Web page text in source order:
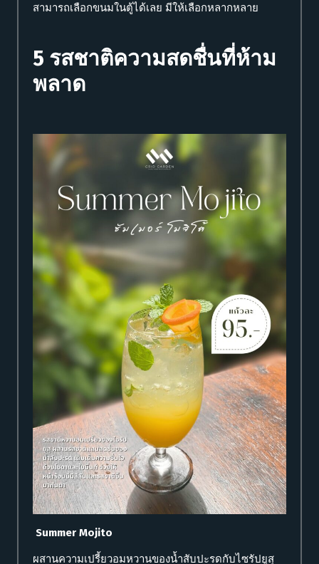
สามารถเลือกขนมในตู้ได้เลย มีให้เลือกหลากหลาย
5 รสชาติความสดชื่นที่ห้าม
พลาด
Summer Mojito
ผสานความเปรี้ยวอมหวานของน้ำสับปะรดกับไซรัปยูสุ